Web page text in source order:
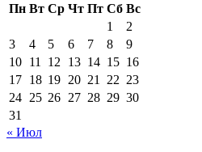
Пн Вт Ср Чт Пт Сб Вс
1
2
3
4 5 6 7 8
9
10 11 12 13 14 15 16
17 18 19 20 21 22 23
24 25 26 27 28 29 30
31
« Июл